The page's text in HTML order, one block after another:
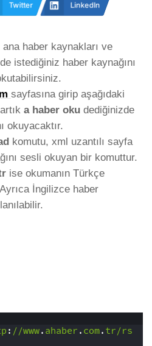
Twitter LinkedIn
haber kaynakları ve
istediğiniz haber kaynağını
sayfasına girip aşağıdaki
a haber oku dediğinizde
okuyacaktır.
komutu, xml uzantılı sayfa
sesli okuyan bir komuttur.
ise okumanın Türkçe
İngilizce haber
://www.ahaber.com.tr/rs